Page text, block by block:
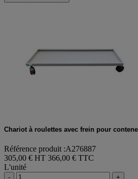
Besoin d'un devis ?
Référence produit :A276887
305,00 € HT
L'unité